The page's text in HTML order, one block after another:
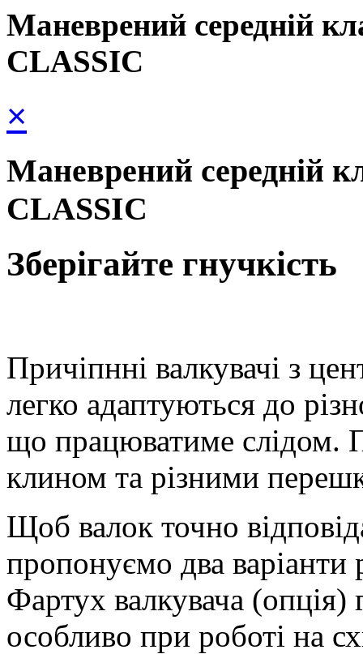
Маневрений середній
CLASSIC
×
Маневрений середній
CLASSIC
Зберігайте гнучкість
Причіпнні валкувачі з
легко адаптуються до
що працюватиме слідом.
клином та різними
Щоб валок точно
пропонуємо два
Фартух валкувача (опція)
особливо при роботі на